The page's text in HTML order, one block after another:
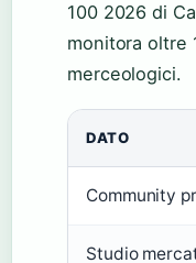
100 2026 di
monitora oltre
merceologici.
DATO
Community
Studio